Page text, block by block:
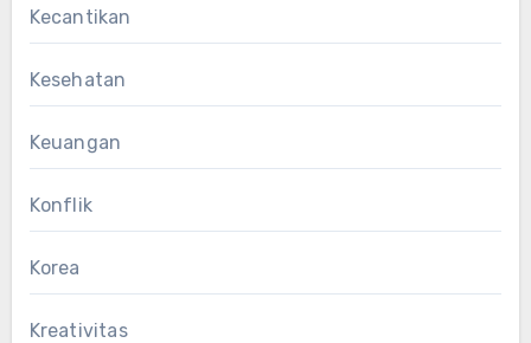
Kecantikan
Kesehatan
Keuangan
Konflik
Korea
Kreativitas